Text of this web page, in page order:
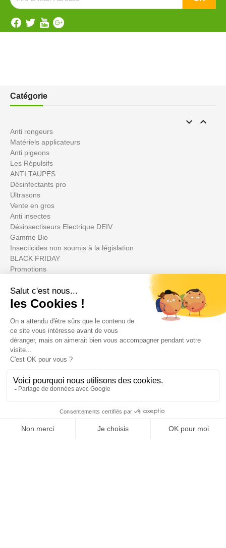
Catégorie
 
Anti rongeurs
Matériels applicateurs
Anti pigeons
Les Répulsifs
ANTI TAUPES
Désinfectants pro
Ultrasons
Vente en gros
Anti insectes
Désinsectiseurs Electrique DEIV
Gamme Bio
Insecticides non soumis à la législation
BLACK FRIDAY
Promotions
Ihr Konto
Informations
